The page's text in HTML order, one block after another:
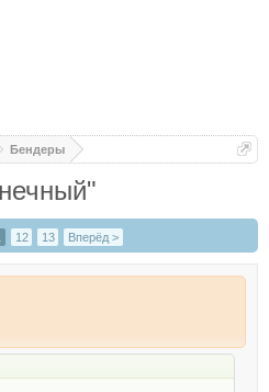
Бендеры
12 13 Вперёд >